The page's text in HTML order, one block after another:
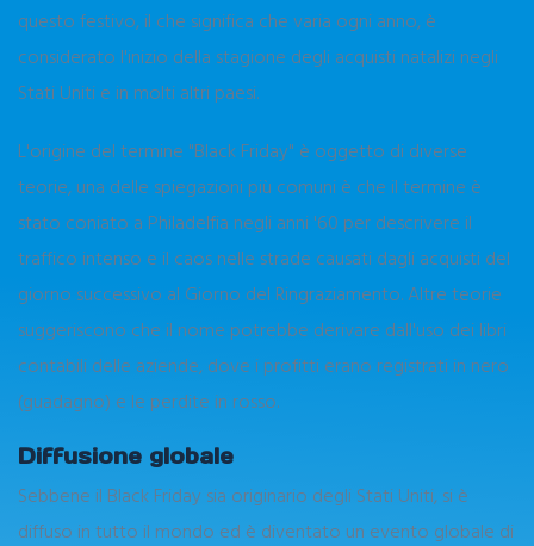
questo festivo, il che significa che varia ogni anno, è
considerato l'inizio della stagione degli acquisti natalizi negli
Stati Uniti e in molti altri paesi.
L'origine del termine "Black Friday" è oggetto di diverse
teorie, una delle spiegazioni più comuni è che il termine è
stato coniato a Philadelfia negli anni '60 per descrivere il
traffico intenso e il caos nelle strade causati dagli acquisti del
giorno successivo al Giorno del Ringraziamento. Altre teorie
suggeriscono che il nome potrebbe derivare dall'uso dei libri
contabili delle aziende, dove i profitti erano registrati in nero
(guadagno) e le perdite in rosso.
Diffusione globale
Sebbene il Black Friday sia originario degli Stati Uniti, si è
diffuso in tutto il mondo ed è diventato un evento globale di